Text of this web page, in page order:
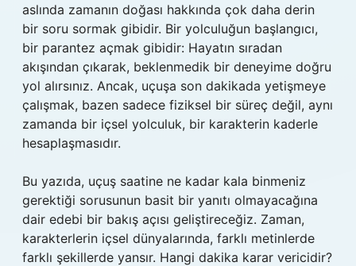
aslında zamanın doğası hakkında çok daha derin
bir soru sormak gibidir. Bir yolculuğun başlangıcı,
bir parantez açmak gibidir: Hayatın sıradan
akışından çıkarak, beklenmedik bir deneyime doğru
yol alırsınız. Ancak, uçuşa son dakikada yetişmeye
çalışmak, bazen sadece fiziksel bir süreç değil, aynı
zamanda bir içsel yolculuk, bir karakterin kaderle
hesaplaşmasıdır.
Bu yazıda, uçuş saatine ne kadar kala binmeniz
gerektiği sorusunun basit bir yanıtı olmayacağına
dair edebi bir bakış açısı geliştireceğiz. Zaman,
karakterlerin içsel dünyalarında, farklı metinlerde
farklı şekillerde yansır. Hangi dakika karar vericidir?